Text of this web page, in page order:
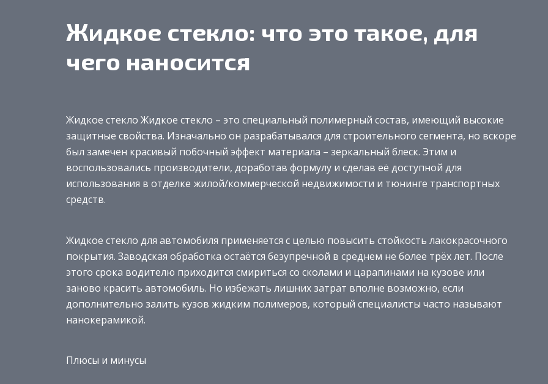
Жидкое стекло: что это такое, для
чего наносится
Жидкое стекло Жидкое стекло – это специальный полимерный состав, имеющий высокие
защитные свойства. Изначально он разрабатывался для строительного сегмента, но вскоре
был замечен красивый побочный эффект материала – зеркальный блеск. Этим и
воспользовались производители, доработав формулу и сделав её доступной для
использования в отделке жилой/коммерческой недвижимости и тюнинге транспортных
средств.
Жидкое стекло для автомобиля применяется с целью повысить стойкость лакокрасочного
покрытия. Заводская обработка остаётся безупречной в среднем не более трёх лет. После
этого срока водителю приходится смириться со сколами и царапинами на кузове или
заново красить автомобиль. Но избежать лишних затрат вполне возможно, если
дополнительно залить кузов жидким полимеров, который специалисты часто называют
нанокерамикой.
Плюсы и минусы